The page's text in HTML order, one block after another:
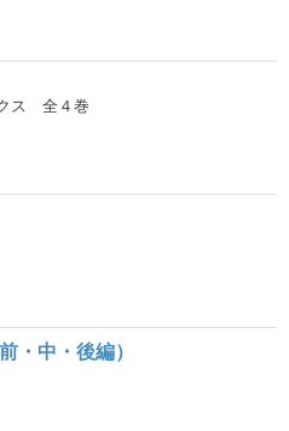
ス 全４巻
・中・後編）